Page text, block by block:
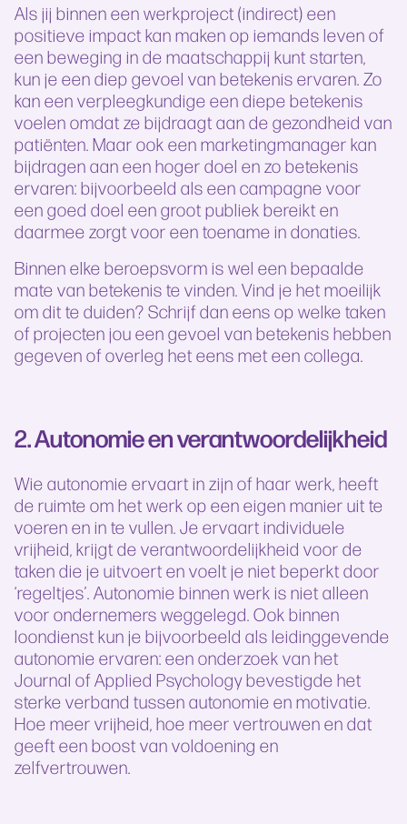
Als jij binnen een werkproject (indirect) een
positieve impact kan maken op iemands leven of
een beweging in de maatschappij kunt starten,
kun je een diep gevoel van betekenis ervaren. Zo
kan een verpleegkundige een diepe betekenis
voelen omdat ze bijdraagt aan de gezondheid van
patiënten. Maar ook een marketingmanager kan
bijdragen aan een hoger doel en zo betekenis
ervaren: bijvoorbeeld als een campagne voor
een goed doel een groot publiek bereikt en
daarmee zorgt voor een toename in donaties.
Binnen elke beroepsvorm is wel een bepaalde
mate van betekenis te vinden. Vind je het moeilijk
om dit te duiden? Schrijf dan eens op welke taken
of projecten jou een gevoel van betekenis hebben
gegeven of overleg het eens met een collega.
2.Autonomie en verantwoordelijkheid
Wie autonomie ervaart in zijn of haar werk, heeft
de ruimte om het werk op een eigen manier uit te
voeren en in te vullen. Je ervaart individuele
vrijheid, krijgt de verantwoordelijkheid voor de
taken die je uitvoert en voelt je niet beperkt door
‘regeltjes’. Autonomie binnen werk is niet alleen
voor ondernemers weggelegd. Ook binnen
loondienst kun je bijvoorbeeld als leidinggevende
autonomie ervaren: een onderzoek van het
Journal of Applied Psychology bevestigde het
sterke verband tussen autonomie en motivatie.
Hoe meer vrijheid, hoe meer vertrouwen en dat
geeft een boost van voldoening en
zelfvertrouwen.